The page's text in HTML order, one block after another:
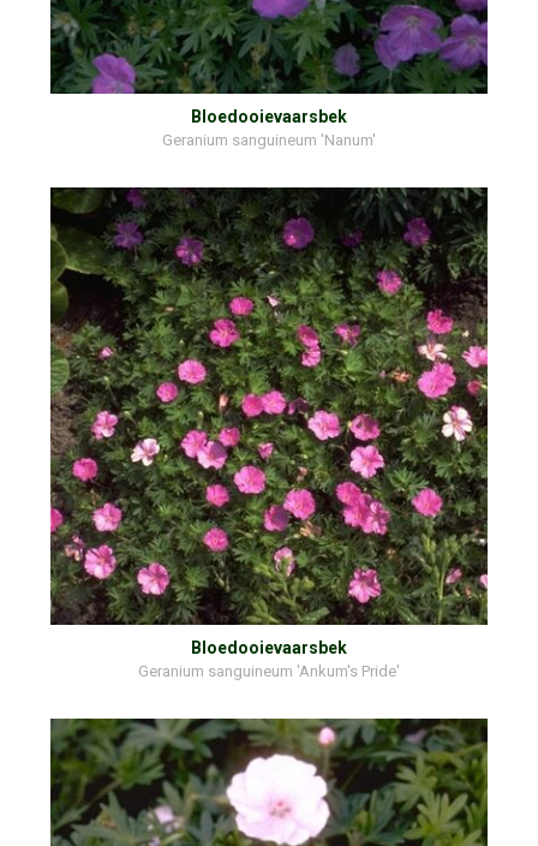
Bloedooievaarsbek
Geranium sanguineum 'Nanum'
Bloedooievaarsbek
Geranium sanguineum 'Ankum's Pride'